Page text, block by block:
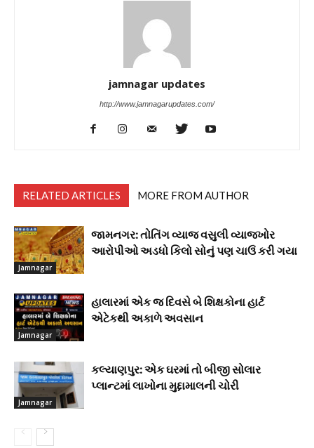
jamnagar updates
http://www.jamnagarupdates.com/
RELATED ARTICLES MORE FROM AUTHOR
Jamnagar
જામનગર: તોતિંગ વ્યાજ વસુલી વ્યાજખોર
આરોપીઓ અડધો કિલો સોનું પણ ચાઉં કરી ગયા
Jamnagar
હાલારમાં એક જ દિવસે બે શિક્ષકોના હાર્ટ
એટેકથી અકાળે અવસાન
Jamnagar
કલ્યાણપુર: એક ઘરમાં તો બીજી સોલાર
પ્લાન્ટમાં લાખોના મુદ્દામાલની ચોરી